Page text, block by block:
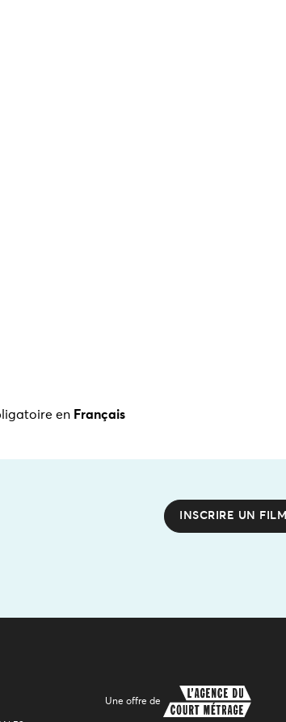
en Français
INSCRIRE UN FILM
Une offre de